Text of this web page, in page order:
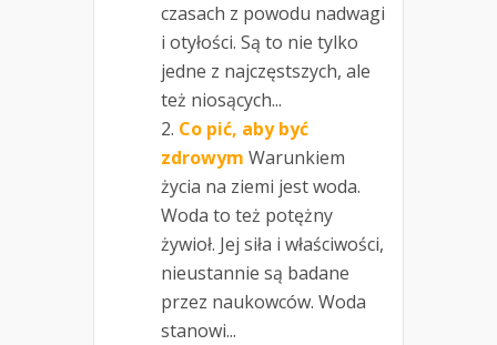
czasach z powodu nadwagi
i otyłości. Są to nie tylko
jedne z najczęstszych, ale
też niosących...
Co pić, aby być
zdrowym Warunkiem
życia na ziemi jest woda.
Woda to też potężny
żywioł. Jej siła i właściwości,
nieustannie są badane
przez naukowców. Woda
stanowi...